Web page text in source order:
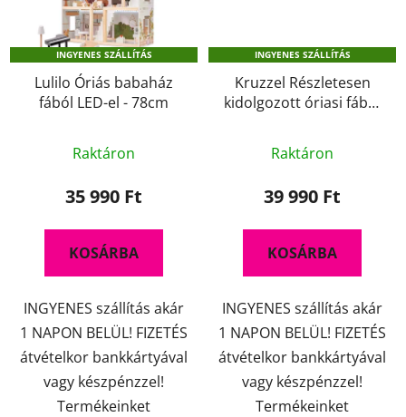
INGYENES SZÁLLÍTÁS
Lulilo Óriás babaház
fából LED-el - 78cm
termék
átlagos
5-
ből
csillag.
Raktáron
35 990 Ft
KOSÁRBA
INGYENES szállítás akár
1 NAPON BELÜL! FIZETÉS
átvételkor bankkártyával
vagy készpénzzel!
Termékeinket
INGYENES SZÁLLÍTÁS
Kruzzel Részletesen
kidolgozott óriasi fából
medencével #piros-
barnatermék
átlagos
5-
ből
csillag.
Raktáron
39 990 Ft
KOSÁRBA
INGYENES szállítás akár
1 NAPON BELÜL! FIZETÉS
átvételkor bankkártyával
vagy készpénzzel!
Termékeinket